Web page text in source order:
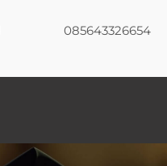
085643326654